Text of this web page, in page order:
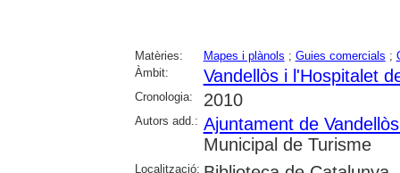
Matèries: Mapes i plànols ; Guies comercials ;
Àmbit:
Vandellòs i l'Hospitalet
Cronologia: 2010
Autors add.: Ajuntament de
Municipal de Turisme
Localització: